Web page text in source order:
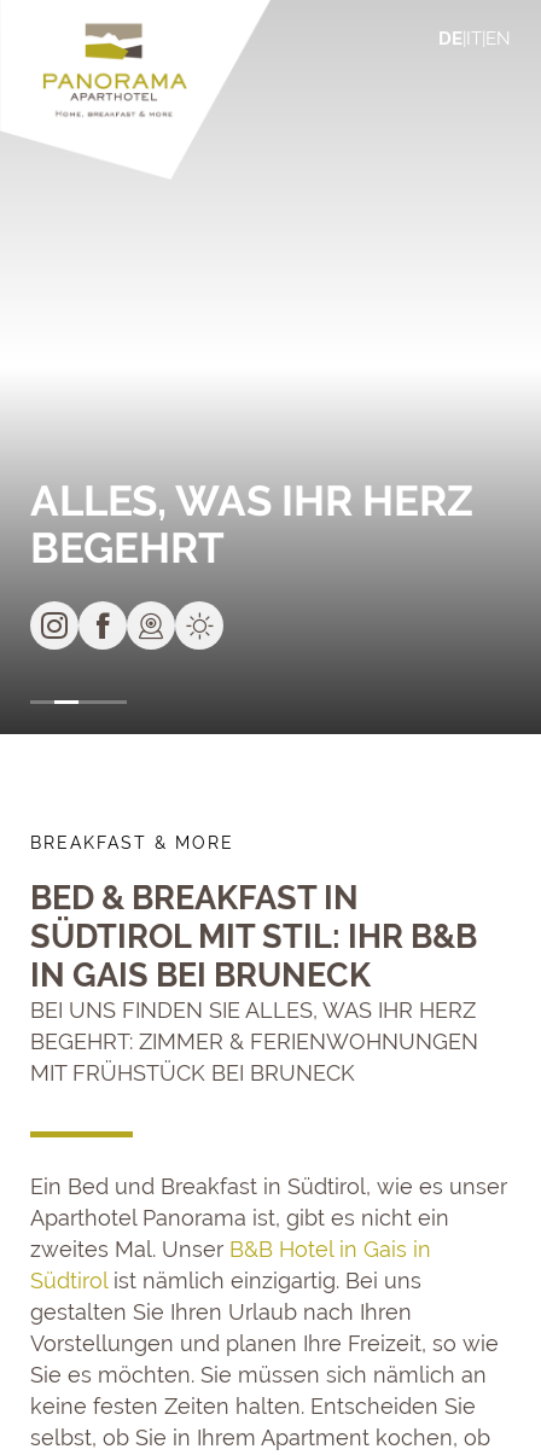
DE IT EN
ALLES, WAS IHR HERZ
BEGEHRT
BREAKFAST & MORE
BED & BREAKFAST IN
SÜDTIROL MIT STIL: IHR B&B
IN GAIS BEI BRUNECK
BEI UNS FINDEN SIE ALLES, WAS IHR HERZ
BEGEHRT: ZIMMER & FERIENWOHNUNGEN
MIT FRÜHSTÜCK BEI BRUNECK
Ein Bed und Breakfast in Südtirol, wie es unser
Aparthotel Panorama ist, gibt es nicht ein
zweites Mal. Unser B&B Hotel in Gais in
Südtirol ist nämlich einzigartig. Bei uns
gestalten Sie Ihren Urlaub nach Ihren
Vorstellungen und planen Ihre Freizeit, so wie
Sie es möchten. Sie müssen sich nämlich an
keine festen Zeiten halten. Entscheiden Sie
selbst, ob Sie in Ihrem Apartment kochen, ob